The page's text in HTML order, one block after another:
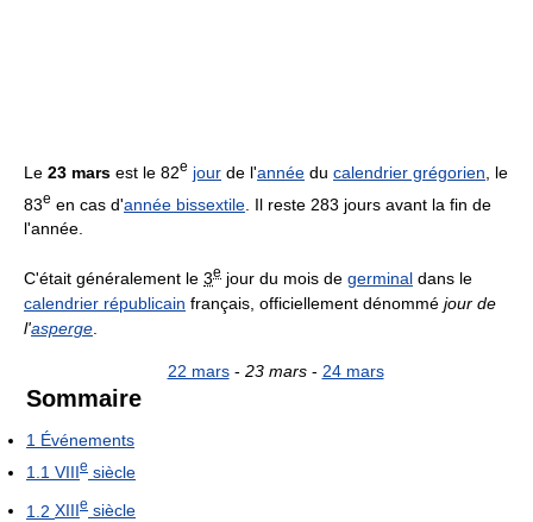
Le 23 mars est le 82e jour de l'année du calendrier grégorien , le
83e en cas d'année bissextile . Il reste 283 jours avant la fin de
l'année.
C'était généralement le 3e jour du mois de germinal dans le
calendrier républicain français, officiellement dénommé jour de
l'asperge
22 mars- 23 mars- 24 mars
Sommaire
1 Événements
1.1 VIIIe siècle
1.2 XIIIe siècle